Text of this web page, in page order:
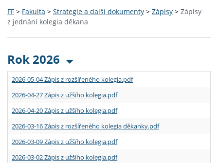
FF > Fakulta > Strategie a další dokumenty > Zápisy > Zápisy
z jednání kolegia děkana
Rok 2026
2026-05-04 Zápis z rozšířeného kolegia.pdf
2026-04-27 Zápis z užšího kolegia.pdf
2026-04-20 Zápis z užšího kolegia.pdf
2026-03-16 Zápis z rozšířeného kolegia děkanky.pdf
2026-03-09 Zápis z užšího kolegia.pdf
2026-03-02 Zápis z užšího kolegia.pdf